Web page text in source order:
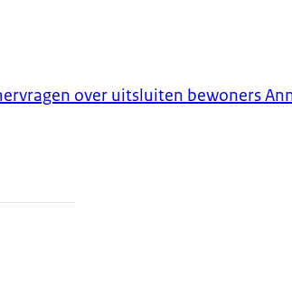
over uitsluiten bewoners